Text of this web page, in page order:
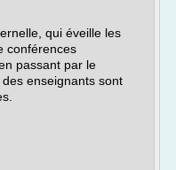
qui éveille les
conférences
passant par le
enseignants sont